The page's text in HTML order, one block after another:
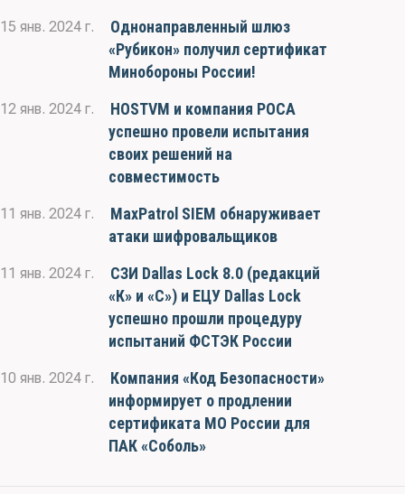
15 янв. 2024 г.
Однонаправленный шлюз
«Рубикон» получил сертификат
Минобороны России!
12 янв. 2024 г.
HOSTVM и компания РОСА
успешно провели испытания
своих решений на
совместимость
11 янв. 2024 г.
MaxPatrol SIEM обнаруживает
атаки шифровальщиков
11 янв. 2024 г.
СЗИ Dallas Lock 8.0 (редакций
«К» и «С») и ЕЦУ Dallas Lock
успешно прошли процедуру
испытаний ФСТЭК России
10 янв. 2024 г.
Компания «Код Безопасности»
информирует о продлении
сертификата МО России для
ПАК «Соболь»